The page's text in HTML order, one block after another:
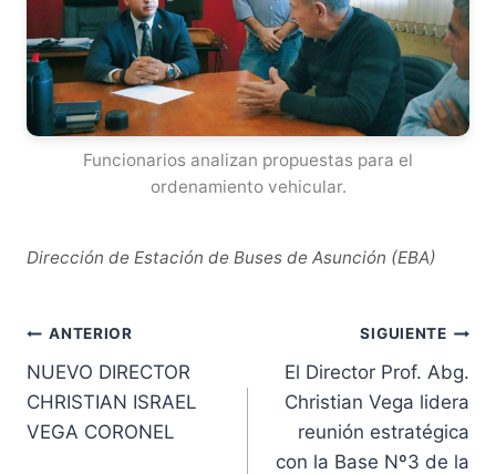
Funcionarios analizan propuestas para el
ordenamiento vehicular.
Dirección de Estación de Buses de Asunción (EBA)
Navegación
de
entradas
ANTERIOR
NUEVO DIRECTOR
CHRISTIAN ISRAEL
VEGA CORONEL
SIGUIENTE
El Director Prof. Abg.
Christian Vega lidera
reunión estratégica
con la Base Nº3 de la